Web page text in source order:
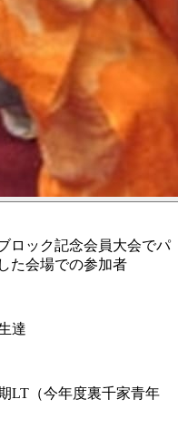
ロック記念会員大会でパ
た会場での参加者
達
LT（今年度裏千家青年